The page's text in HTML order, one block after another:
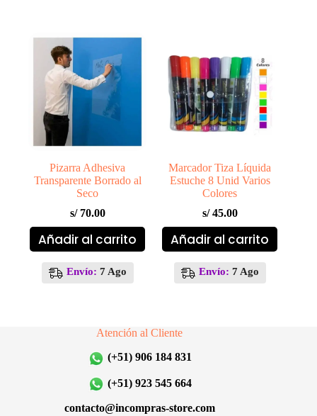
elegir
en
la
página
de
producto
Pizarra Adhesiva
Transparente Borrado al
Seco
s/70.00
Añadir al carrito
Envío: 7 Ago
Marcador Tiza Líquida
Estuche 8 Unid Varios
Colores
s/45.00
Añadir al carrito
Envío: 7 Ago
Atención al Cliente
(+51) 906 184 831
(+51) 923 545 664
contacto@incompras-store.com